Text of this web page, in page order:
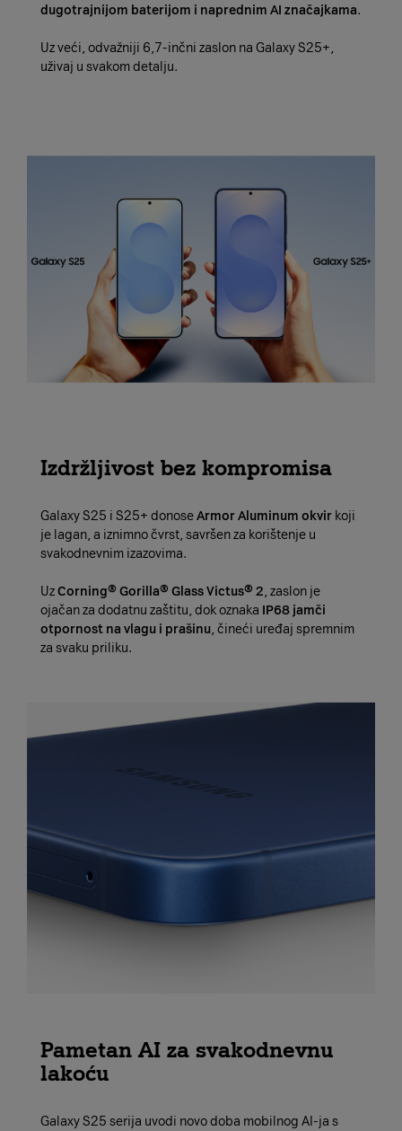
dugotrajnijom baterijom i naprednim AI značajkama.
Uz veći, odvažniji 6,7-inčni zaslon na Galaxy S25+,
uživaj u svakom detalju.
Izdržljivost bez kompromisa
Galaxy S25 i S25+ donoseArmor Aluminum okvir koji
je lagan, a iznimno čvrst, savršen za korištenje u
svakodnevnim izazovima.
UzCorning® Gorilla® Glass Victus® 2, zaslon je
ojačan za dodatnu zaštitu, dok oznaka IP68 jamči
otpornost na vlagu i prašinu, čineći uređaj spremnim
za svaku priliku.
Pametan AI za svakodnevnu
lakoću
Galaxy S25 serija uvodi novo doba mobilnog AI-ja s